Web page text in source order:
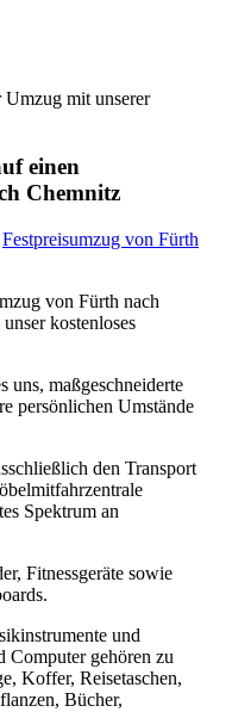
mit unserer
einen
Chemnitz⁠
Festpreisumzug von Fürth
von Fürth nach
kostenloses
uns, maßgeschneiderte
persönlichen Umstände
den Transport
Spektrum an
Fitnessgeräte sowie
und
Computer gehören zu
Koffer, Reisetaschen,
Bücher,